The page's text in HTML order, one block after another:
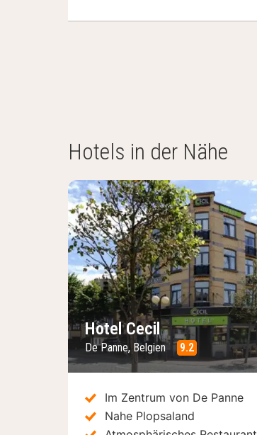
Hotels in der Nähe
Vorheriges Bild
Hotel Cecil
De Panne, Belgien 9.2
Im Zentrum von De Panne
Nahe Plopsaland